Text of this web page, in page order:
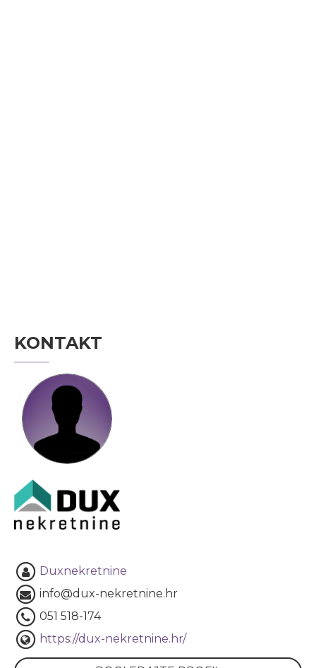
KONTAKT
Duxnekretnine
info@dux-nekretnine.hr
051 518-174
https://dux-nekretnine.hr/